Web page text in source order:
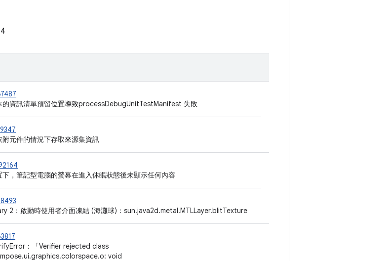
的資訊清單預留位置導致processDebugUnitTestManifest 失敗
元件的情況下存取來源集資訊
下，筆記型電腦的螢幕在進入休眠狀態後未顯示任何內容
2：啟動時使用者介面凍結 (海灘球)：sun.java2d.metal.MTLLayer.blitTexture
：「Verifier rejected class
void